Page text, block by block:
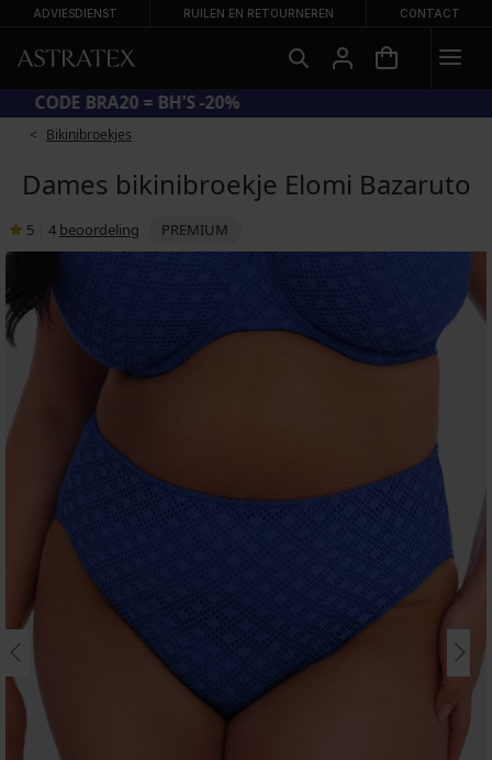
ADVIESDIENST RUILEN EN RETOURNEREN CONTACT
CODE BRA20 = BH'S -20%
Bikinibroekjes
Dames bikinibroekje Elomi Bazaruto
5 4 beoordeling PREMIUM